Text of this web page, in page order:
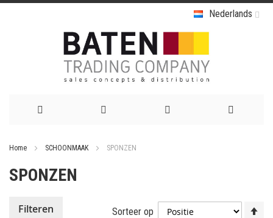
Nederlands
de
Home SCHOONMAAK SPONZEN
SPONZEN
Sorteer op
Filteren